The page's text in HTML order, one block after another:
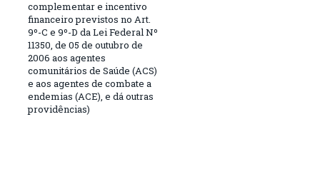
complementar e incentivo
financeiro previstos no Art.
9º-C e 9º-D da Lei Federal Nº
11350, de 05 de outubro de
2006 aos agentes
comunitários de Saúde (ACS)
e aos agentes de combate a
endemias (ACE), e dá outras
providências)